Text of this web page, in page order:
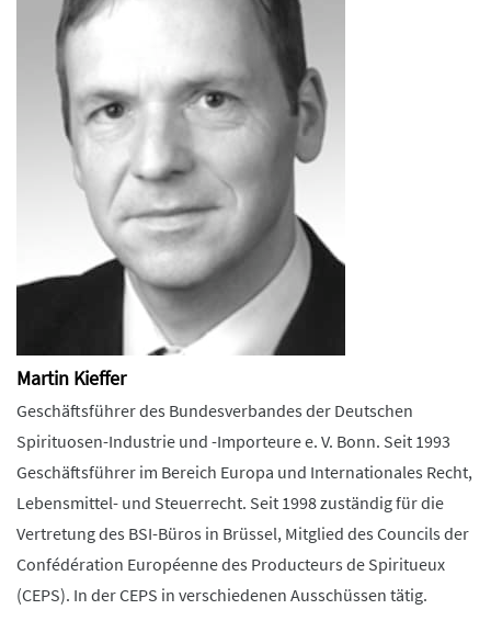
Martin Kieffer
Geschäftsführer des Bundesverbandes der Deutschen
Spirituosen-Industrie und -Importeure e. V. Bonn. Seit 1993
Geschäftsführer im Bereich Europa und Internationales Recht,
Lebensmittel- und Steuerrecht. Seit 1998 zuständig für die
Vertretung des BSI-Büros in Brüssel, Mitglied des Councils der
Confédération Européenne des Producteurs de Spiritueux
(CEPS). In der CEPS in verschiedenen Ausschüssen tätig.